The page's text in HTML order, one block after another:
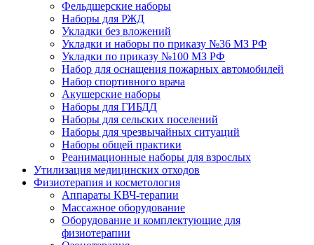
Фельдшерские наборы
Наборы для РЖД
Укладки без вложений
Укладки и наборы по приказу №36 МЗ РФ
Укладки по приказу №100 МЗ РФ
Набор для оснащения пожарных автомобилей
Набор спортивного врача
Акушерские наборы
Наборы для ГИБДД
Наборы для сельских поселений
Наборы для чрезвычайных ситуаций
Наборы общей практики
Реанимационные наборы для взрослых
Утилизация медицинских отходов
Физиотерапия и косметология
Аппараты KВЧ-терапии
Массажное оборудование
Оборудование и комплектующие для
физиотерапии